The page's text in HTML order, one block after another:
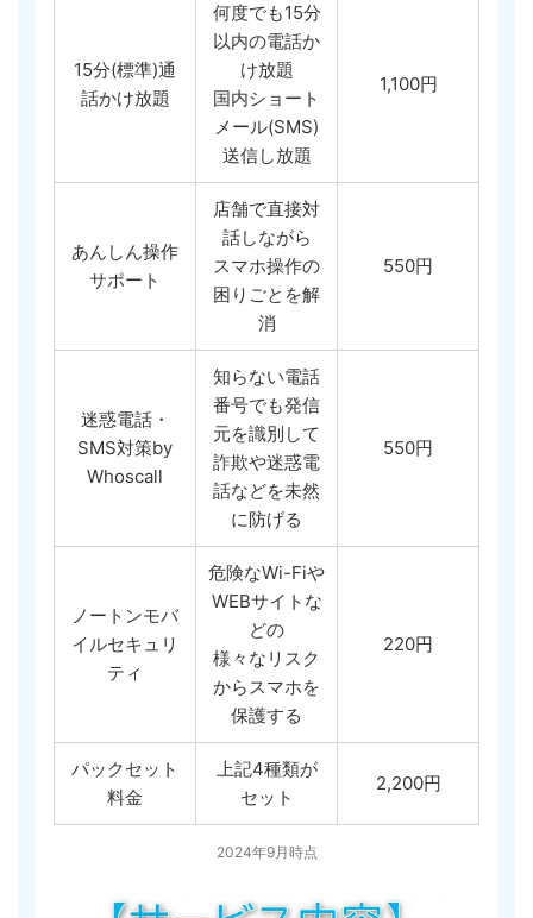
15分(標準)通
話かけ放題
何度でも15分
以内の電話か
け放題
国内ショート
メール(SMS)
送信し放題
1,100円
あんしん操作
サポート
店舗で直接対
話しながら
スマホ操作の
困りごとを解
消
550円
迷惑電話・
SMS対策by
Whoscall
知らない電話
番号でも発信
元を識別して
詐欺や迷惑電
話などを未然
に防げる
550円
ノートンモバ
イルセキュリ
ティ
危険なWi-Fiや
WEBサイトな
どの
様々なリスク
からスマホを
保護する
220円
パックセット
料金
上記4種類が
セット
2,200円
2024年9月時点